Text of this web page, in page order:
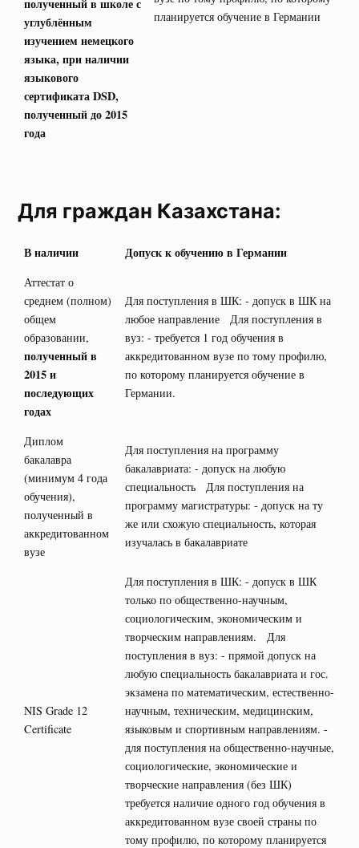
планируется обучение в Германии
полученный в школе с
углублённым
изучением немецкого
языка, при наличии
языкового
сертификатаDSD,
полученный до 2015
года
Для граждан Казахстана:
В наличии Допуск к обучению в Германии
Аттестат о
среднем (полном)
общем
образовании,
полученный в
2015 и
последующих
годах
Для поступления в ШК: - допуск в ШК на
любое направление Для поступления в
вуз: - требуется 1 год обучения в
аккредитованном вузе по тому профилю,
по которому планируется обучение в
Германии.
Диплом
бакалавра
(минимум 4 года
обучения),
полученный в
аккредитованном
вузе
Для поступления на программу
бакалавриата: - допуск на любую
специальность Для поступления на
программу магистратуры: - допуск на ту
же или схожую специальность, которая
изучалась в бакалавриате
NIS Grade 12
Certificate
Для поступления в ШК: - допуск в ШК
только по общественно-научным,
социологическим, экономическим и
творческим направлениям. Для
поступления в вуз: - прямой допуск на
любую специальность бакалавриата и гос.
экзамена по математическим, естественно-
научным, техническим, медицинским,
языковым и спортивным направлениям. -
для поступления на общественно-научные,
социологические, экономические и
творческие направления (без ШК)
требуется наличие одного год обучения в
аккредитованном вузе своей страны по
тому профилю, по которому планируется